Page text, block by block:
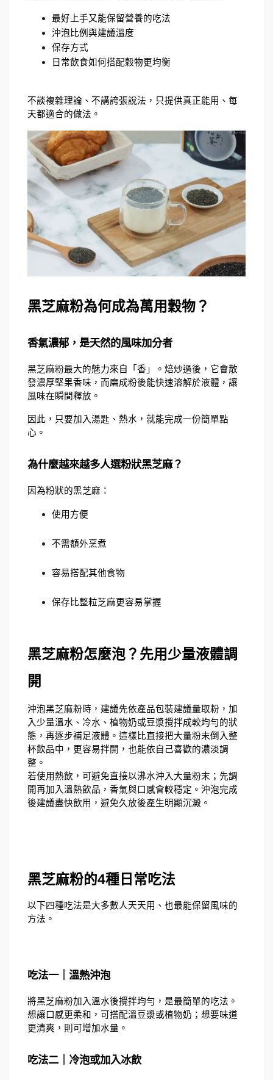
最好上手又能保留營養的吃法
沖泡比例與建議溫度
保存方式
日常飲食如何搭配穀物更均衡
不談複雜理論、不講誇張說法，只提供真正能用、每
天都適合的做法。
黑芝麻粉為何成為萬用穀物？
香氣濃郁，是天然的風味加分者
黑芝麻粉最大的魅力來自「香」。焙炒過後，它會散
發濃厚堅果香味，而磨成粉後能快速溶解於液體，讓
風味在瞬間釋放。
因此，只要加入湯匙、熱水，就能完成一份簡單點
心。
為什麼越來越多人選粉狀黑芝麻？
因為粉狀的黑芝麻：
使用方便
不需額外烹煮
容易搭配其他食物
保存比整粒芝麻更容易掌握
黑芝麻粉怎麼泡？先用少量液體調
開
沖泡黑芝麻粉時，建議先依產品包裝建議量取粉，加
入少量溫水、冷水、植物奶或豆漿攪拌成較均勻的狀
態，再逐步補足液體。這樣比直接把大量粉末倒入整
杯飲品中，更容易拌開，也能依自己喜歡的濃淡調
整。
若使用熱飲，可避免直接以沸水沖入大量粉末；先調
開再加入溫熱飲品，香氣與口感會較穩定。沖泡完成
後建議盡快飲用，避免久放後產生明顯沉澱。
黑芝麻粉的4種日常吃法
以下四種吃法是大多數人天天用、也最能保留風味的
方法。
吃法一｜溫熱沖泡
將黑芝麻粉加入溫水後攪拌均勻，是最簡單的吃法。
想讓口感更柔和，可搭配溫豆漿或植物奶；想要味道
更清爽，則可增加水量。
吃法二｜冷泡或加入冰飲